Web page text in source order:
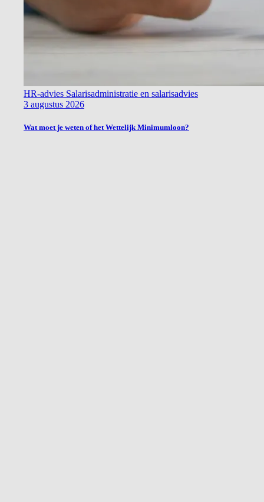
HR-advies Salarisadministratie en salarisadvies
3 augustus 2026
Wat moet je weten of het Wettelijk Minimumloon?